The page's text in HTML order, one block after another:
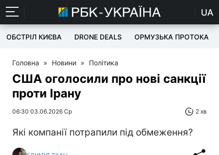
UA
ОБСТРІЛ КИЄВА DRONE DEALS ОРМУЗЬКА ПРОТОКА
Головна » Новини » Політика
США оголосили про нові санкції
проти Ірану
06:30 03.06.2026 Ср 2 хв
Які компанії потрапили під обмеження?